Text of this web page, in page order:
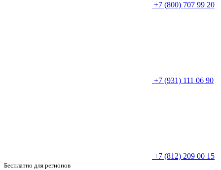
+7 (800) 707 99 20
+7 (931) 111 06 90
+7 (812) 209 00 15
Бесплатно для регионов